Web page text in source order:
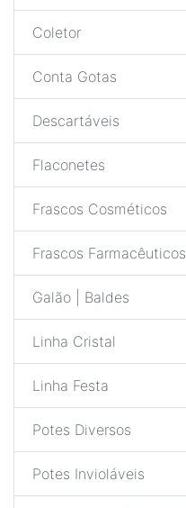
Coletor
Conta Gotas
Descartáveis
Flaconetes
Frascos Cosméticos
Frascos Farmacêuticos
Galão | Baldes
Linha Cristal
Linha Festa
Potes Diversos
Potes Invioláveis